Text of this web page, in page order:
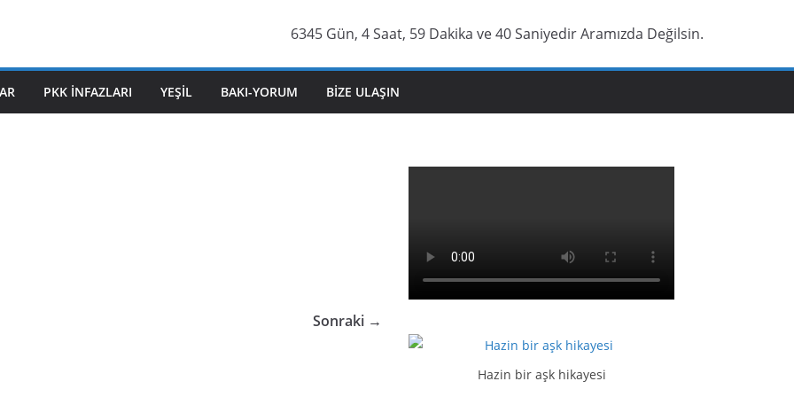
6345 Gün, 4 Saat, 59 Dakika ve 41 Saniyedir Aramızda Değilsin.
PKK İNFAZLARI YEŞIL BAKI-YORUM BIZE ULAŞIN
Sonraki →
Hazin bir aşk hikayesi